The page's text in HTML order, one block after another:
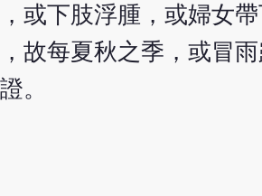
或下肢浮腫，或婦女
故每夏秋之季，或冒
。